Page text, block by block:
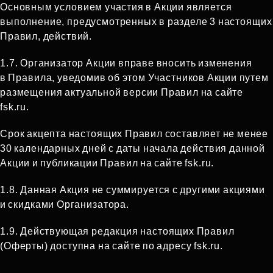
Основным условием участия в Акции является
выполнение, предусмотренных в разделе 3 настоящих
Правил, действий.
1.7. Организатор Акции вправе вносить изменения
в Правила, уведомив об этом Участников Акции путем
размещения актуальной версии Правил на сайте
fsk.ru.
Срок акцепта настоящих Правил составляет не менее
30 календарных дней с даты начала действия данной
Акции и публикации Правил на сайте fsk.ru.
1.8. Данная Акция не суммируется с другими акциями
и скидками Организатора.
1.9. Действующая редакция настоящих Правил
(Оферты) доступна на сайте по адресу fsk.ru.